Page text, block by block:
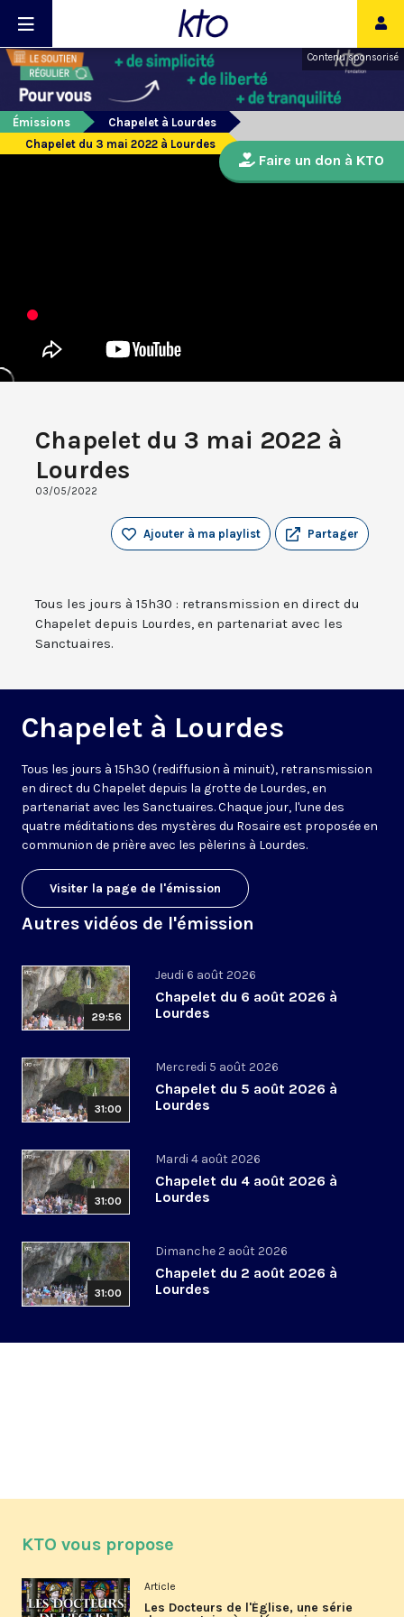
Contenu sponsorisé
Émissions
Chapelet à Lourdes
Chapelet du 3 mai 2022 à Lourdes
Chapelet du 3 mai 2022 à
Lourdes
03/05/2022
Partager
Ajouter à ma playlist
Tous les jours à 15h30 : retransmission en direct du
Chapelet depuis Lourdes, en partenariat avec les
Sanctuaires.
Chapelet à Lourdes
Tous les jours à 15h30 (rediffusion à minuit), retransmission
en direct du Chapelet depuis la grotte de Lourdes, en
partenariat avec les Sanctuaires. Chaque jour, l'une des
quatre méditations des mystères du Rosaire est proposée en
communion de prière avec les pèlerins à Lourdes.
Visiter la page de l'émission
Autres vidéos de l'émission
29:56
Jeudi 6 août 2026
Chapelet du 6 août 2026 à
Lourdes
31:00
Mercredi 5 août 2026
Chapelet du 5 août 2026 à
Lourdes
31:00
Mardi 4 août 2026
Chapelet du 4 août 2026 à
Lourdes
31:00
Dimanche 2 août 2026
Chapelet du 2 août 2026 à
Lourdes
Faire un don à KTO
KTO vous propose
Article
Les Docteurs de l'Église, une série